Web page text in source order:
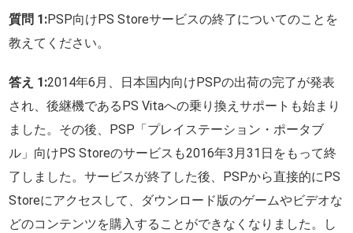
質問 1:PSP向けPS Storeサービスの終了についてのことを
教えてください。
答え 1:2014年6月、日本国内向けPSPの出荷の完了が発表
され、後継機であるPS Vitaへの乗り換えサポートも始まり
ました。その後、PSP「プレイステーション・ポータブ
ル」向けPS Storeのサービスも2016年3月31日をもって終
了しました。サービスが終了した後、PSPから直接的にPS
Storeにアクセスして、ダウンロード版のゲームやビデオな
どのコンテンツを購入することができなくなりました。し